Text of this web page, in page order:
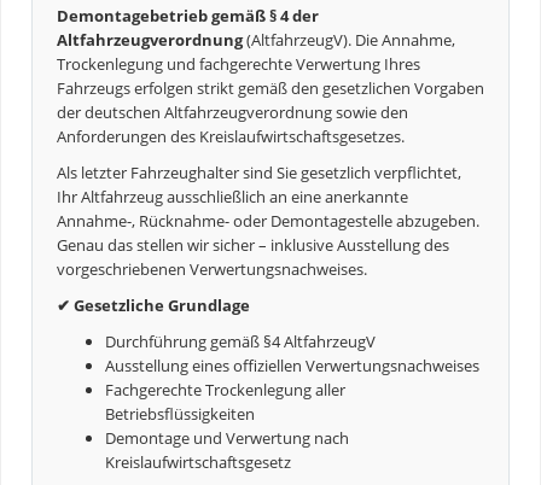
Demontagebetrieb gemäß § 4 der
Altfahrzeugverordnung(AltfahrzeugV). Die Annahme,
Trockenlegung und fachgerechte Verwertung Ihres
Fahrzeugs erfolgen strikt gemäß den gesetzlichen Vorgaben
der deutschen Altfahrzeugverordnung sowie den
Anforderungen des Kreislaufwirtschaftsgesetzes.
Als letzter Fahrzeughalter sind Sie gesetzlich verpflichtet,
Ihr Altfahrzeug ausschließlich an eine anerkannte
Annahme-, Rücknahme- oder Demontagestelle abzugeben.
Genau das stellen wir sicher – inklusive Ausstellung des
vorgeschriebenen Verwertungsnachweises.
✔ Gesetzliche Grundlage
Durchführung gemäß §4 AltfahrzeugV
Ausstellung eines offiziellen Verwertungsnachweises
Fachgerechte Trockenlegung aller
Betriebsflüssigkeiten
Demontage und Verwertung nach
Kreislaufwirtschaftsgesetz